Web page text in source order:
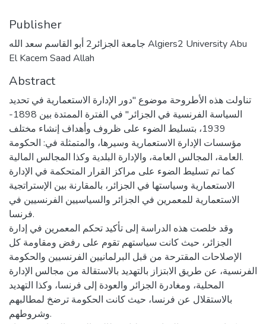
Publisher
جامعة الجزائر2 أبو القاسم سعد الله Algiers2 University Abu
El Kacem Saad Allah
Abstract
تناولت هذه الأطروحة موضوع "دور الإدارة الاستعمارية في تحديد
السياسة الفرنسية في الجزائر" في الفترة الممتدة بين 1898-
1939، بتسليط الضوء على ظروف وأهداف إنشاء مختلف
مؤسسات الإدارة الاستعمارية وسيرها، والمتمثلة في: الحكومة
العامة، المجالس العامة، والإدارة البلدية وكذا المجالس المالية.
كما تم تسليط الضوء على مراكز القرار المتحكمة في الإدارة
الاستعمارية وسياستها في الجزائر، بالمقارنة بين الإستراتجية
الاستعمارية للمعمرين في الجزائر والسياسيين الفرنسيين في
فرنسا.
وقد خلصت هذه الدراسة إلى تأكيد تحكم المعمرين في إدارة
الجزائر، حيث كانت سياستهم تقوم على رفض ومقاومة كل
الإصلاحات المقترحة من قبل البرلمانيين الفرنسيين والحكومة
الفرنسية، عن طريق الابتزاز بالتهديد بالاستقالة من مجالس الإدارة
المحلية، ومغادرة الجزائر والعودة إلى فرنسا، وكذا التهديد
بالاستقلال عن فرنسا، حيث كانت الحكومة ترضخ لمطالبهم
وشروطهم.